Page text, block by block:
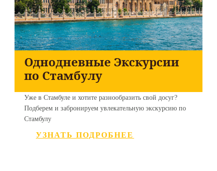
Однодневные Экскурсии
по Стамбулу
Уже в Стамбуле и хотите разнообразить свой досуг?
Подберем и забронируем увлекательную экскурсию по
Стамбулу
УЗНАТЬ ПОДРОБНЕЕ